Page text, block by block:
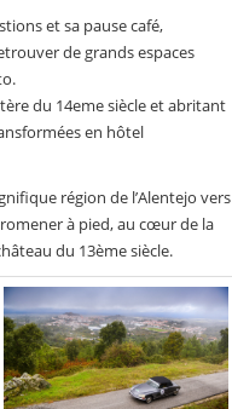
et sa pause café,
de grands espaces
du 14eme siècle et abritant
en hôtel
région de l’Alentejo vers
à pied, au cœur de la
du 13ème siècle.